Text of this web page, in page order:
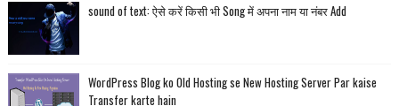
sound of text: ऐसे करें किसी भी Song में अपना नाम या नंबर Add
WordPress Blog ko Old Hosting se New Hosting Server Par kaise
Transfer karte hain